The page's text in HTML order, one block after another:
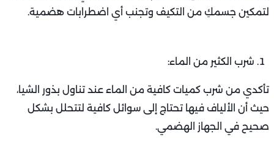
لتمكين جسمكِ من التكيف وتجنب أي اضطرابات هضمية.
شرب الكثير من الماء:
تأكدي من شرب كميات كافية من الماء عند تناول بذور الشيا،
حيث أن الألياف فيها تحتاج إلى سوائل كافية لتتحلل بشكل
صحيح في الجهاز الهضمي.